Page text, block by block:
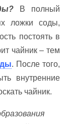
В полный
ложки соды,
постоять в
чайник – тем
. После того,
внутренние
чайник.